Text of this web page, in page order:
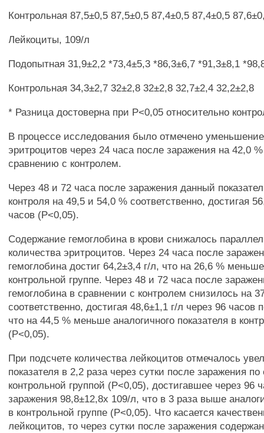
Контрольная 87,5±0,5 87,5±0,5 87,4±0,5 87,4±0,5
Лейкоциты, 109/л
Подопытная 31,9±2,2 *73,4±5,3 *86,3±6,7 *91,3±8,1
Контрольная 34,3±2,7 32±2,8 32±2,8 32,7±2,4 32,2±2,8
* Разница достоверна при Р<0,05 относительно
В процессе исследования было отмечено
эритроцитов через 24 часа после заражения на 42,0
сравнению с контролем.
Через 48 и 72 часа после заражения данный
контроля на 49,5 и 54,0 % соответственно, достигая
часов (Р<0,05).
Содержание гемоглобина в крови снижалось
количества эритроцитов. Через 24 часа после
гемоглобина достиг 64,2±3,4 г/л, что на 26,6 %
контрольной группе. Через 48 и 72 часа после
гемоглобина в сравнении с контролем снизилось на
соответственно, достигая 48,6±1,1 г/л через 96 часов
что на 44,5 % меньше аналогичного показателя в
(Р<0,05).
При подсчете количества лейкоцитов отмечалось
показателя в 2,2 раза через сутки после заражения
контрольной группой (Р<0,05), достигавшее через 96
заражения 98,8±12,8х 109/л, что в 3 раза выше
в контрольной группе (Р<0,05). Что касается
лейкоцитов, то через сутки после заражения